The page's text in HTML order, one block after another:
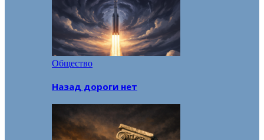
Общество
Назад дороги нет